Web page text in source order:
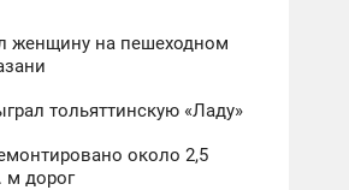
женщину на пешеходном
тольяттинскую «Ладу»
около 2,5
м дорог